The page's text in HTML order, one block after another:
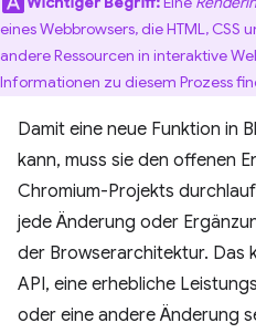
eines Webbrowsers, die HTML, CSS
andere Ressourcen in interaktive
Informationen zu diesem Prozess
Damit eine neue Funktion in
kann, muss sie den offenen
Chromium-Projekts
jede Änderung oder
der Browserarchitektur. Das
API, eine erhebliche
oder eine andere Änderung